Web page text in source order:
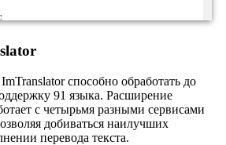
способно обработать до
91 языка. Расширение
с четырьмя разными сервисами
добиваться наилучших
перевода текста.